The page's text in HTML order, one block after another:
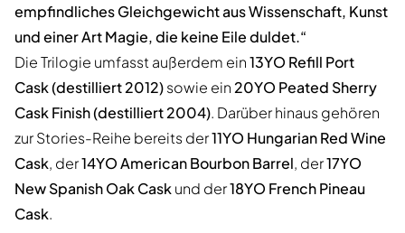
empfindliches Gleichgewicht aus Wissenschaft, Kunst
und einer Art Magie, die keine Eile duldet.“
Die Trilogie umfasst außerdem ein13YO Refill Port
Cask (destilliert 2012)sowie ein 20YO Peated Sherry
Cask Finish (destilliert 2004). Darüber hinaus gehören
zur Stories-Reihe bereits der11YO Hungarian Red Wine
Cask, der14YO American Bourbon Barrel, der17YO
New Spanish Oak Caskund der18YO French Pineau
Cask.